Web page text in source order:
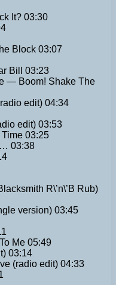
It? 03:30
Block 03:07
Bill 03:23
— Boom! Shake The
edit) 04:34
edit) 03:53
03:25
03:38
R\’n\’B Rub)
version) 03:45
Me 05:49
03:14
(radio edit) 04:33